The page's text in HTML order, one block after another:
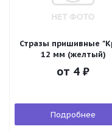
Стразы пришивные
12 мм (желтый)
от 4 ₽
Подробнее